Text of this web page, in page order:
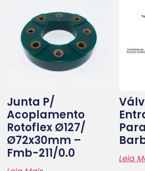
Junta P/
Acoplamento
Rotoflex Ø127/
Ø72x30mm –
Fmb-211/0.0
Leia